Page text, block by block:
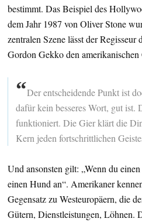
bestimmt. Das Beispiel des
dem Jahr 1987 von Oliver Stone
zentralen Szene lässt der Regisseur
Gordon Gekko den
“Der entscheidende Punkt ist
dafür kein besseres Wort, gut
funktioniert. Die Gier klärt die
Kern jeden fortschrittlichen
Und ansonsten gilt: „Wenn du
einen Hund an“. Amerikaner
Gegensatz zu Westeuropäern, die
Gütern, Dienstleistungen, Löhnen.